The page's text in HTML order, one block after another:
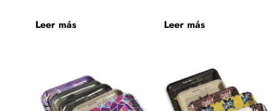
Leer más Leer más